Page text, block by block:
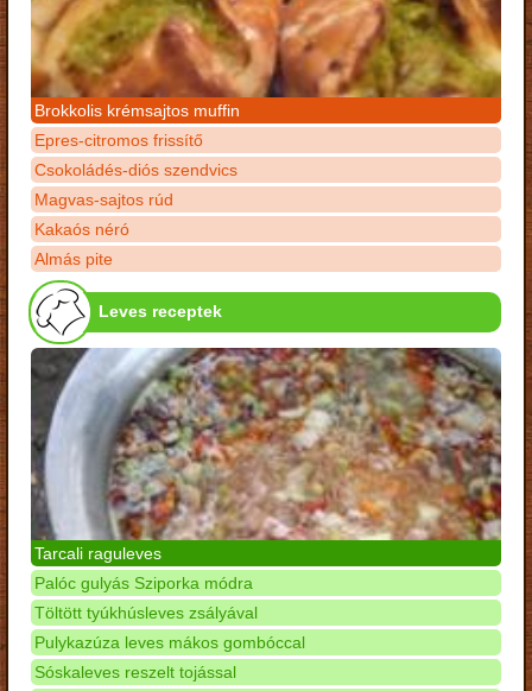
Brokkolis krémsajtos muffin
Epres-citromos frissítő
Csokoládés-diós szendvics
Magvas-sajtos rúd
Kakaós néró
Almás pite
Leves receptek
Tarcali raguleves
Palóc gulyás Sziporka módra
Töltött tyúkhúsleves zsályával
Pulykazúza leves mákos gombóccal
Sóskaleves reszelt tojással